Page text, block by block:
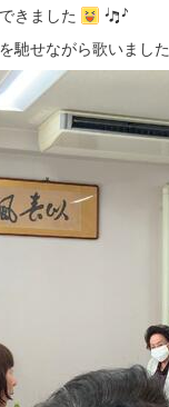
きました
馳せながら歌いました